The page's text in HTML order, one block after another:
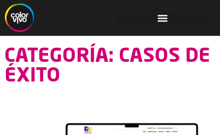
CATEGORÍA: CASOS DE
ÉXITO